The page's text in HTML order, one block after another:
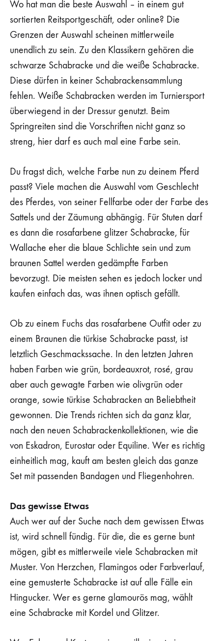
Wo hat man die beste Auswahl – in einem gut
sortierten Reitsportgeschäft, oder online? Die
Grenzen der Auswahl scheinen mittlerweile
unendlich zu sein. Zu den Klassikern gehören die
schwarze Schabracke und die weiße Schabracke.
Diese dürfen in keiner Schabrackensammlung
fehlen. Weiße Schabracken werden im Turniersport
überwiegend in der Dressur genutzt. Beim
Springreiten sind die Vorschriften nicht ganz so
streng, hier darf es auch mal eine Farbe sein.
Du fragst dich, welche Farbe nun zu deinem Pferd
passt? Viele machen die Auswahl vom Geschlecht
des Pferdes, von seiner Fellfarbe oder der Farbe des
Sattels und der Zäumung abhängig. Für Stuten darf
es dann die rosafarbene glitzer Schabracke, für
Wallache eher die blaue Schlichte sein und zum
braunen Sattel werden gedämpfte Farben
bevorzugt. Die meisten sehen es jedoch locker und
kaufen einfach das, was ihnen optisch gefällt.
Ob zu einem Fuchs das rosafarbene Outfit oder zu
einem Braunen die türkise Schabracke passt, ist
letztlich Geschmackssache. In den letzten Jahren
haben Farben wie grün, bordeauxrot, rosé, grau
aber auch gewagte Farben wie olivgrün oder
orange, sowie türkise Schabracken an Beliebtheit
gewonnen. Die Trends richten sich da ganz klar,
nach den neuen Schabrackenkollektionen, wie die
von Eskadron, Eurostar oder Equiline. Wer es richtig
einheitlich mag, kauft am besten gleich das ganze
Set mit passenden Bandagen und Fliegenhohren.
Das gewisse Etwas
Auch wer auf der Suche nach dem gewissen Etwas
ist, wird schnell fündig. Für die, die es gerne bunt
mögen, gibt es mittlerweile viele Schabracken mit
Muster. Von Herzchen, Flamingos oder Farbverlauf,
eine gemusterte Schabracke ist auf alle Fälle ein
Hingucker. Wer es gerne glamourös mag, wählt
eine Schabracke mit Kordel und Glitzer.